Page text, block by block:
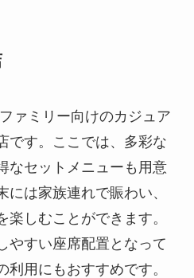
ァミリー向けのカジュア
です。ここでは、多彩な
なセットメニューも用意
には家族連れで賑わい、
しむことができます。
やすい座席配置となって
用にもおすすめです。